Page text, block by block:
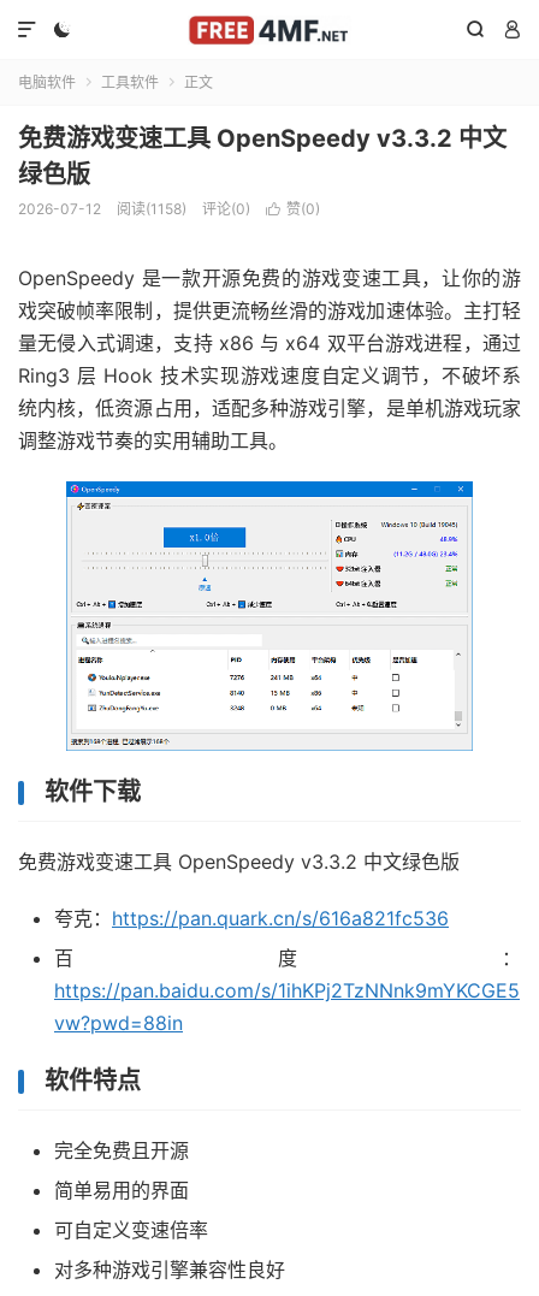
  

电脑软件  工具软件  正文
免费游戏变速工具 OpenSpeedy v3.3.2 中文
绿色版
2026-07-12 阅读(1158) 评论(0)  赞(0)
OpenSpeedy 是一款开源免费的游戏变速工具，让你的游
戏突破帧率限制，提供更流畅丝滑的游戏加速体验。主打轻
量无侵入式调速，支持 x86 与 x64 双平台游戏进程，通过
Ring3 层 Hook 技术实现游戏速度自定义调节，不破坏系
统内核，低资源占用，适配多种游戏引擎，是单机游戏玩家
调整游戏节奏的实用辅助工具。
软件下载
免费游戏变速工具 OpenSpeedy v3.3.2 中文绿色版
夸克： https://pan.quark.cn/s/616a821fc536
百度：
https://pan.baidu.com/s/1ihKPj2TzNNnk9mYKCGE5
vw?pwd=88in
软件特点
完全免费且开源
简单易用的界面
可自定义变速倍率
对多种游戏引擎兼容性良好